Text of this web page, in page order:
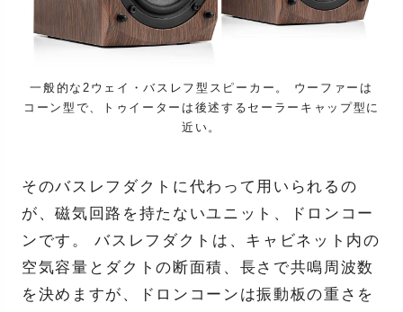
一般的な2ウェイ・バスレフ型スピーカー。 ウーファーは
コーン型で、トゥイーターは後述するセーラーキャップ型に
近い。
そのバスレフダクトに代わって用いられるの
が、磁気回路を持たないユニット、ドロンコー
ンです。 バスレフダクトは、キャビネット内の
空気容量とダクトの断面積、長さで共鳴周波数
を決めますが、ドロンコーンは振動板の重さを